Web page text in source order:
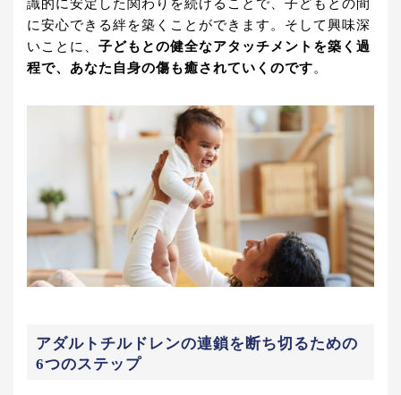
識的に安定した関わりを続けることで、子どもとの間
に安心できる絆を築くことができます。そして興味深
いことに、 子どもとの健全なアタッチメントを築く過
程で、あなた自身の傷も癒されていくのです。
アダルトチルドレンの連鎖を断ち切るための
6つのステップ